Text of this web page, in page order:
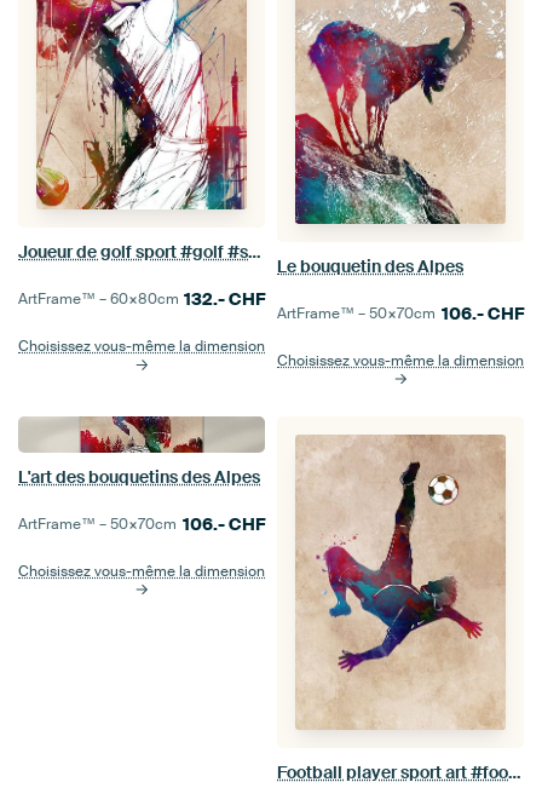
Joueur de golf sport #golf #sport
ArtFrame™ –60×80cm 132.-CHF
Choisissez vous-même la dimension
Le bouquetin des Alpes
ArtFrame™ –50×70cm 106.-CHF
Choisissez vous-même la dimension
L'art des bouquetins des Alpes
ArtFrame™ –50×70cm 106.-CHF
Choisissez vous-même la dimension
Football player sport art #football #soccer